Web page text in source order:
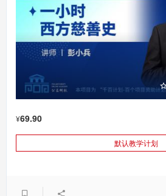
¥69.90
默认教学计划